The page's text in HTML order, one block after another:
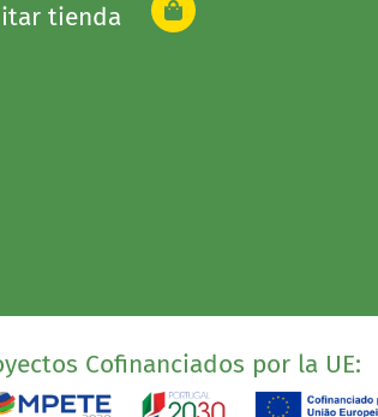
tienda
Cofinanciados por la UE: